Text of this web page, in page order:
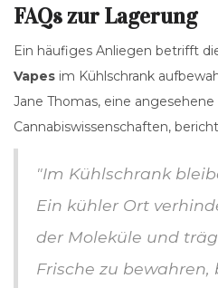
FAQs zur Lagerung
Ein häufiges Anliegen betrifft
Vapes im Kühlschrank
Jane Thomas, eine
Cannabiswissenschaften,
"Im Kühlschrank
Ein kühler Ort
der Moleküle und
Frische zu bewahren,